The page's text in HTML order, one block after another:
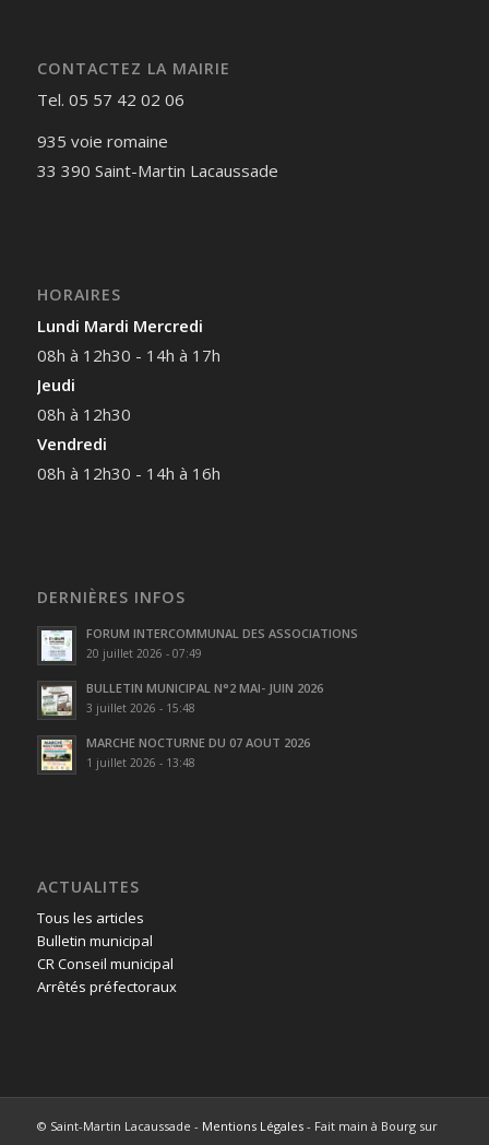
CONTACTEZ LA MAIRIE
Tel. 05 57 42 02 06
935 voie romaine
33 390 Saint-Martin Lacaussade
HORAIRES
Lundi Mardi Mercredi
08h à 12h30 - 14h à 17h
Jeudi
08h à 12h30
Vendredi
08h à 12h30 - 14h à 16h
DERNIÈRES INFOS
FORUM INTERCOMMUNAL DES ASSOCIATIONS
20 juillet 2026 - 07:49
BULLETIN MUNICIPAL N°2 MAI- JUIN 2026
3 juillet 2026 - 15:48
MARCHE NOCTURNE DU 07 AOUT 2026
1 juillet 2026 - 13:48
ACTUALITES
Tous les articles
Bulletin municipal
CR Conseil municipal
Arrêtés préfectoraux
© Saint-Martin Lacaussade - Mentions Légales- Fait main à Bourg sur